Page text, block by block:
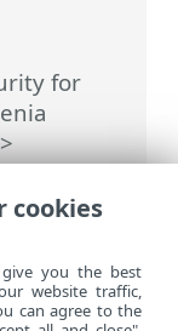
for
cookies
you the best
website traffic,
can agree to the